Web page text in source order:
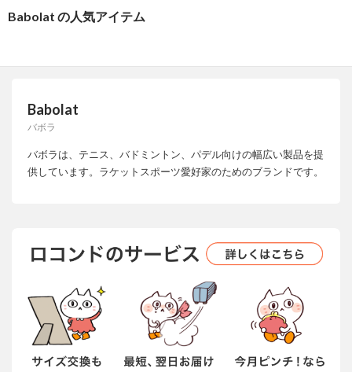
Babolat の人気アイテム
Babolat
バボラ
バボラは、テニス、バドミントン、パデル向けの幅広い製品を提
供しています。ラケットスポーツ愛好家のためのブランドです。